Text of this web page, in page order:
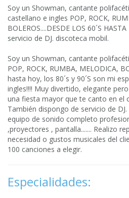
Soy un Showman, cantante
castellano e ingles POP, ROCK,
BOLEROS....DESDE LOS 60´S
servicio de DJ. discoteca mobil.
Soy un Showman, cantante
POP, ROCK, RUMBA, MELODICA,
hasta hoy, los 80´s y 90´S son mi
ingles!!!! Muy divertido, elegante
una fiesta mayor que te canto en el
También dispongo de servicio de
equipo de sonido completo
,proyectores , pantalla....... Realizo
necesidad o gustos musicales del
100 canciones a elegir.
Especialidades: